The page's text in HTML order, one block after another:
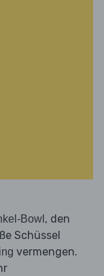
Bowl , den
Schüssel
vermengen.